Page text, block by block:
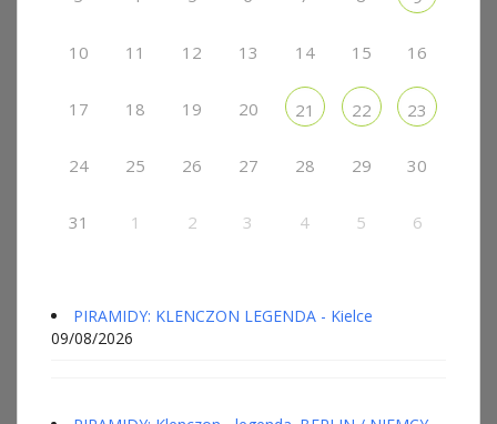
10 11 12 13 14 15 16
17 18 19 20 21 22 23
24 25 26 27 28 29 30
31 1 2 3 4 5 6
PIRAMIDY: KLENCZON LEGENDA - Kielce
09/08/2026